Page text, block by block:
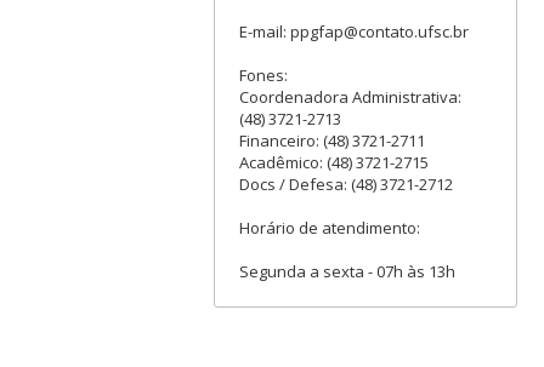
E-mail: ppgfap@contato.ufsc.br
Fones:
Coordenadora Administrativa:
(48) 3721-2713
Financeiro: (48) 3721-2711
Acadêmico: (48) 3721-2715
Docs / Defesa: (48) 3721-2712
Horário de atendimento:
Segunda a sexta - 07h às 13h